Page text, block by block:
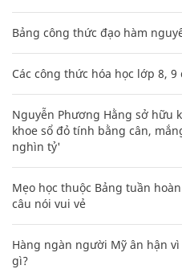
Bảng công thức đạo hàm
Các công thức hóa học lớp 8,
Nguyễn Phương Hằng sở hữu
khoe sổ đỏ tính bằng cân,
nghìn tỷ'
Mẹo học thuộc Bảng tuần
câu nói vui vẻ
Hàng ngàn người Mỹ ân hận vì
gì?